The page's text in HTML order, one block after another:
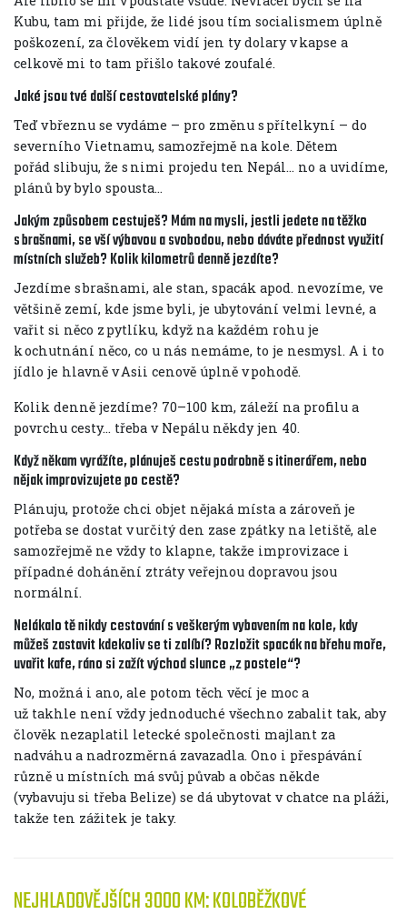
NEJHLADOVĚJŠÍCH 3000 KM: KOLOBĚŽKOVÉ
Kubu, tam mi přijde, že lidé jsou tím socialismem úplně
poškození, za člověkem vidí jen ty dolary v kapse a
celkově mi to tam přišlo takové zoufalé.
Jaké jsou tvé další cestovatelské plány?
Teď v březnu se vydáme – pro změnu s přítelkyní – do
severního Vietnamu, samozřejmě na kole. Dětem
pořád slibuju, že s nimi projedu ten Nepál… no a uvidíme,
plánů by bylo spousta…
Jakým způsobem cestuješ? Mám na mysli, jestli jedete na těžko
s brašnami, se vší výbavou a svobodou, nebo dáváte přednost využití
místních služeb? Kolik kilometrů denně jezdíte?
Jezdíme s brašnami, ale stan, spacák apod. nevozíme, ve
většině zemí, kde jsme byli, je ubytování velmi levné, a
vařit si něco z pytlíku, když na každém rohu je
k ochutnání něco, co u nás nemáme, to je nesmysl. A i to
jídlo je hlavně v Asii cenově úplně v pohodě.
Kolik denně jezdíme? 70–100 km, záleží na profilu a
povrchu cesty… třeba v Nepálu někdy jen 40.
Když někam vyrážíte, plánuješ cestu podrobně s itinerářem, nebo
nějak improvizujete po cestě?
Plánuju, protože chci objet nějaká místa a zároveň je
potřeba se dostat v určitý den zase zpátky na letiště, ale
samozřejmě ne vždy to klapne, takže improvizace i
případné dohánění ztráty veřejnou dopravou jsou
normální.
Nelákalo tě nikdy cestování s veškerým vybavením na kole, kdy
můžeš zastavit kdekoliv se ti zalíbí? Rozložit spacák na břehu moře,
uvařit kafe, ráno si zažít východ slunce „z postele“?
No, možná i ano, ale potom těch věcí je moc a
už takhle není vždy jednoduché všechno zabalit tak, aby
člověk nezaplatil letecké společnosti majlant za
nadváhu a nadrozměrná zavazadla. Ono i přespávání
různě u místních má svůj půvab a občas někde
(vybavuju si třeba Belize) se dá ubytovat v chatce na pláži,
takže ten zážitek je taky.